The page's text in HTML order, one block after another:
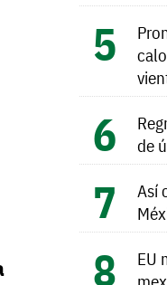
de
Así
EU